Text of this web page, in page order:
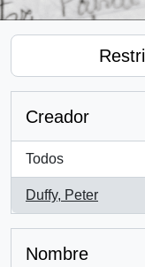
Creador
Todos
Duffy, Peter
, 1 resultados
Nombre